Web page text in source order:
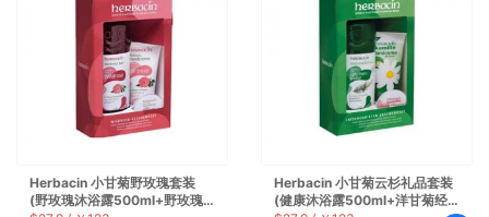
Herbacin 小甘菊野玫瑰套装
(野玫瑰沐浴露500ml+野玫瑰
Herbacin 小甘菊云杉礼品套装
(健康沐浴露500ml+洋甘菊经